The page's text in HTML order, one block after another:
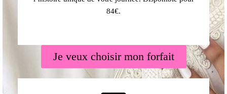
84€.
Je veux choisir mon forfait